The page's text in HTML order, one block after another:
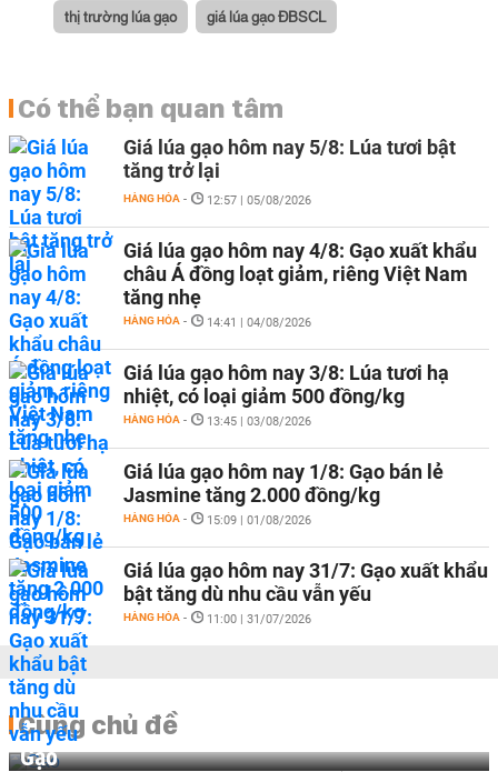
thị trường lúa gạo giá lúa gạo ĐBSCL
Có thể bạn quan tâm
Giá lúa gạo hôm nay 5/8: Lúa tươi bật
tăng trở lại
HÀNG HÓA - 12:57 | 05/08/2026
Giá lúa gạo hôm nay 4/8: Gạo xuất khẩu
châu Á đồng loạt giảm, riêng Việt Nam
tăng nhẹ
HÀNG HÓA - 14:41 | 04/08/2026
Giá lúa gạo hôm nay 3/8: Lúa tươi hạ
nhiệt, có loại giảm 500 đồng/kg
HÀNG HÓA - 13:45 | 03/08/2026
Giá lúa gạo hôm nay 1/8: Gạo bán lẻ
Jasmine tăng 2.000 đồng/kg
HÀNG HÓA - 15:09 | 01/08/2026
Giá lúa gạo hôm nay 31/7: Gạo xuất khẩu
bật tăng dù nhu cầu vẫn yếu
HÀNG HÓA - 11:00 | 31/07/2026
Cùng chủ đề
Gạo